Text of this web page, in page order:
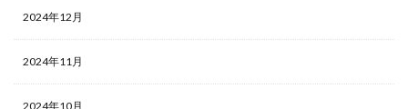
2024年12月
2024年11月
2024年10月